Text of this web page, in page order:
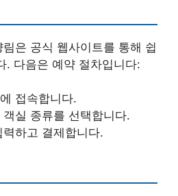
은 공식 웹사이트를 통해 쉽
. 다음은 예약 절차입니다:
접속합니다.
실 종류를 선택합니다.
하고 결제합니다.